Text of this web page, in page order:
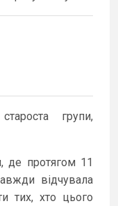
групи,
протягом 11
відчувала
тих, хто цього